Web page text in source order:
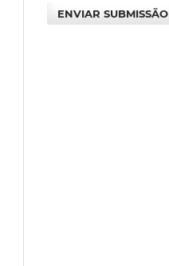
ENVIAR SUBMISSÃO